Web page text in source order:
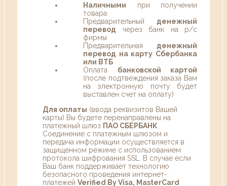
Наличными при получении
товара
Предварительный денежный
перевод через банк на р/с
фирмы
Предварительная денежный
перевод на карту Сбербанка
или ВТБ
Оплата банковской картой
(после подтвеждения заказа Вам
на электронную почту будет
выставлен счет на оплату)
Для оплаты (ввода реквизитов Вашей
карты) Вы будете перенаправлены на
платежный шлюз ПАО СБЕРБАНК
Соединение с платежным шлюзом и
передача информации осуществляется в
защищенном режиме с использованием
протокола шифрования SSL. В случае если
Ваш банк поддерживает технологию
безопасного проведения интернет-
платежей Verified By Visa, MasterCard